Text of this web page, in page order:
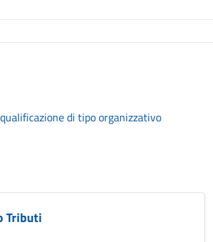
di tipo organizzativo
Tributi